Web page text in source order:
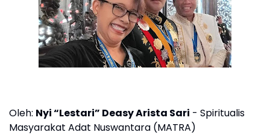
Oleh: Nyi “Lestari” Deasy Arista Sari - Spiritualis
Masyarakat Adat Nuswantara (MATRA)